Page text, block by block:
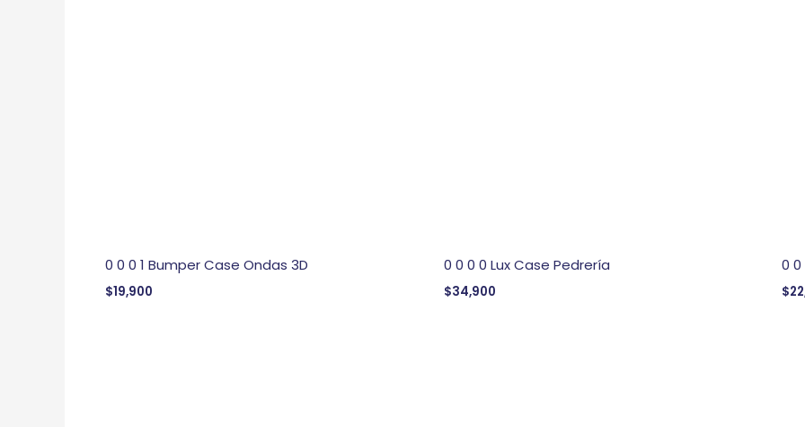
0 0 0 1 Bumper Case Ondas 3D
$19,900
0 0 0 0 Lux Case Pedrería
$34,900
0
$